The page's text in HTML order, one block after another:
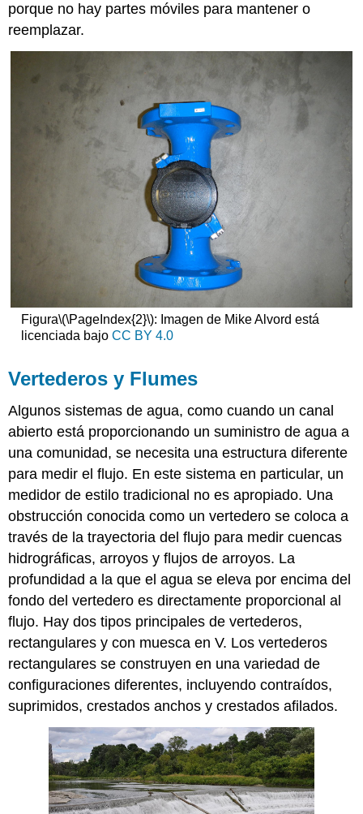
porque no hay partes móviles para mantener o
reemplazar.
Figura\(\PageIndex{2}\): Imagen de Mike Alvord está
licenciada bajo CC BY 4.0
Vertederos y Flumes
Algunos sistemas de agua, como cuando un canal
abierto está proporcionando un suministro de agua a
una comunidad, se necesita una estructura diferente
para medir el flujo. En este sistema en particular, un
medidor de estilo tradicional no es apropiado. Una
obstrucción conocida como un vertedero se coloca a
través de la trayectoria del flujo para medir cuencas
hidrográficas, arroyos y flujos de arroyos. La
profundidad a la que el agua se eleva por encima del
fondo del vertedero es directamente proporcional al
flujo. Hay dos tipos principales de vertederos,
rectangulares y con muesca en V. Los vertederos
rectangulares se construyen en una variedad de
configuraciones diferentes, incluyendo contraídos,
suprimidos, crestados anchos y crestados afilados.